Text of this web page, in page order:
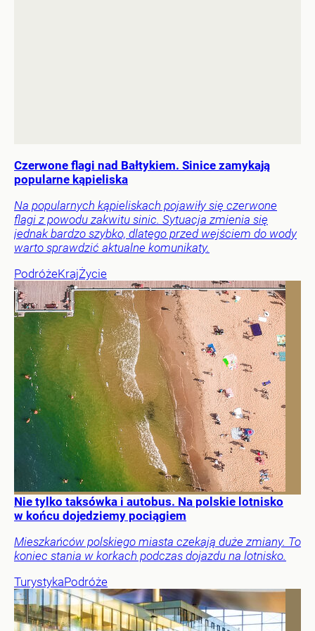
Czerwone flagi nad Bałtykiem. Sinice zamykają
popularne kąpieliska
Na popularnych kąpieliskach pojawiły się czerwone
flagi z powodu zakwitu sinic. Sytuacja zmienia się
jednak bardzo szybko, dlatego przed wejściem do wody
warto sprawdzić aktualne komunikaty.
PodróżeKrajŻycie
Nie tylko taksówka i autobus. Na polskie lotnisko
w końcu dojedziemy pociągiem
Mieszkańców polskiego miasta czekają duże zmiany. To
koniec stania w korkach podczas dojazdu na lotnisko.
TurystykaPodróże